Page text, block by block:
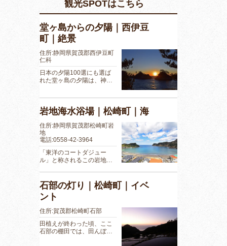
観光SPOTはこちら
堂ヶ島からの夕陽｜西伊豆
町｜絶景
住所:静岡県賀茂郡西伊豆町
仁科
日本の夕陽100選にも選ば
れた堂ヶ島の夕陽は、神…
岩地海水浴場｜松崎町｜海
住所:静岡県賀茂郡松崎町岩
地
電話:0558-42-3964
「東洋のコートダジュー
ル」と称されるこの岩地…
石部の灯り｜松崎町｜イベ
ント
住所:賀茂郡松崎町石部
田植えが終わった頃、ここ
石部の棚田では、田んぼ…